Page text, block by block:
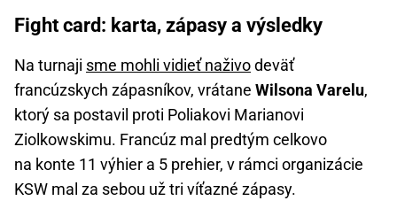
Fight card: karta, zápasy a výsledky
Na turnaji sme mohli vidieť naživodeväť
francúzskych zápasníkov, vrátane Wilsona Varelu,
ktorý sa postavil proti Poliakovi Marianovi
Ziolkowskimu. Francúz mal predtým celkovo
na konte 11 výhier a 5 prehier, v rámci organizácie
KSW mal za sebou už tri víťazné zápasy.